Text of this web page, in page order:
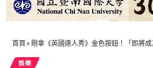
首頁 » 剛拿《英國達人秀》金色按鈕！「即將成真火舞
娛樂